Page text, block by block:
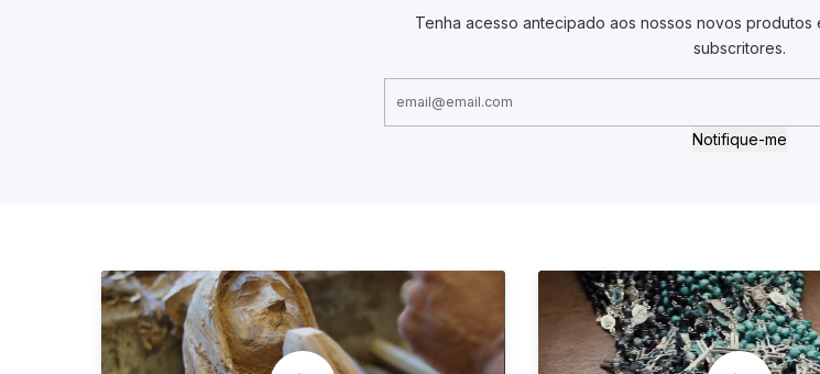
Tenha acesso antecipado aos nossos novos
subscritores.
Notifique-me